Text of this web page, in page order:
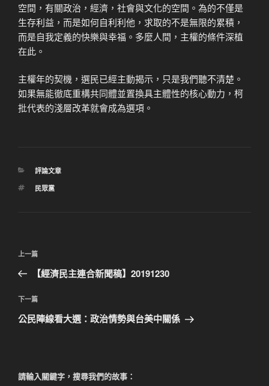
空間，有關政治，經濟，社會與文化的空間。為的不僅是
生存利益，而是如何自利利他，求取的不是無限的累積，
而是自我定義的快樂與幸福。多麼人間，主權的條件深植
在此。
主權年的契機，選民已經主動揭示，只是我們聽不清楚。
如果無能徹底重構共同體並置換具主體性的核心動力，柯
批代表的淺層改革就會成為選項。
分
評論文章
標
民眾黨
文
導
覽
上
一
文
章
上一篇
【經濟民主連合新聞稿】20191230
下
一
下一篇
公民陣線看大選：政治情勢與台美中關係
請輸入關鍵字，搜尋我們的故事：